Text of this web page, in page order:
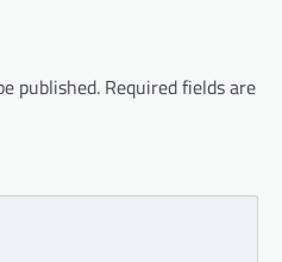
published. Required fields are